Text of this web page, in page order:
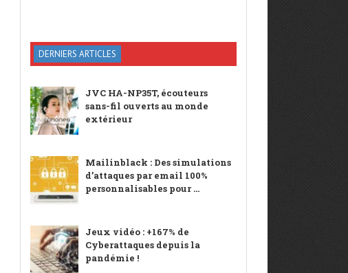
DERNIERS ARTICLES
JVC HA-NP35T, écouteurs
sans-fil ouverts au monde
extérieur
Mailinblack : Des simulations
d’attaques par email 100%
personnalisables pour ...
Jeux vidéo : +167% de
Cyberattaques depuis la
pandémie !